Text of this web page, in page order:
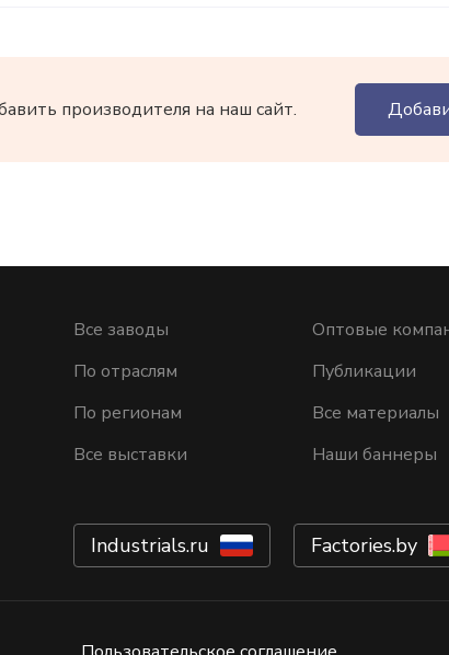
производителя на наш сайт.
Все заводы
По отраслям
По регионам
Все выставки
Оптовые
Публикации
Все материалы
Наши баннеры
Industrials.ru Factories.by